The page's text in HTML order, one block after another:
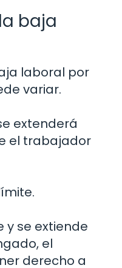
baja
laboral por
variar.
extenderá
el trabajador
y se extiende
el
derecho a